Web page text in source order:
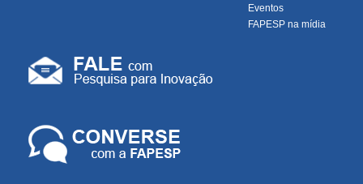
Eventos
FAPESP na mídia